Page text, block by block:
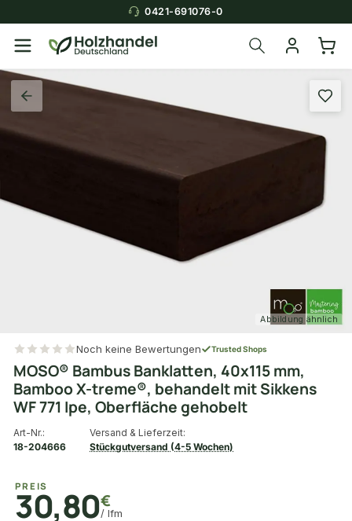
0421-691076-0
Abbildung ähnlich
Noch keine Bewertungen Trusted Shops
MOSO® Bambus Banklatten, 40x115 mm,
Bamboo X-treme®, behandelt mit Sikkens
WF 771 Ipe, Oberfläche gehobelt
Art-Nr.:
18-204666
Versand & Lieferzeit:
Stückgutversand (4-5 Wochen)
PREIS
30,80€
/ lfm